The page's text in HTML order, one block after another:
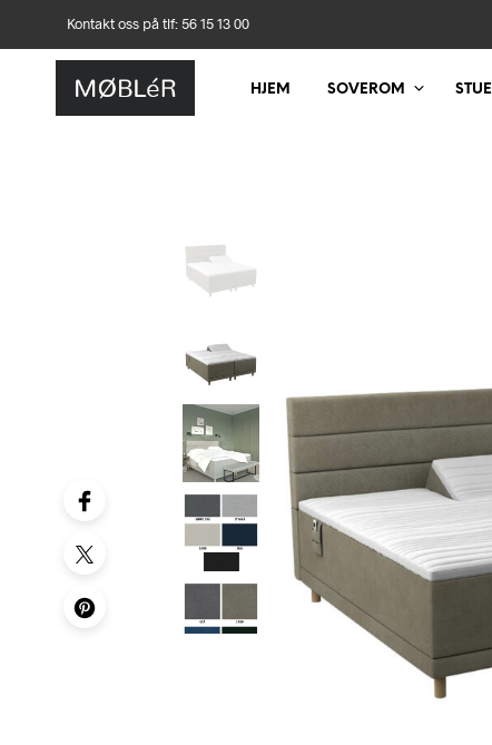
Kontakt oss på tlf: 56 15 13 00
HJEM SOVEROM STUE